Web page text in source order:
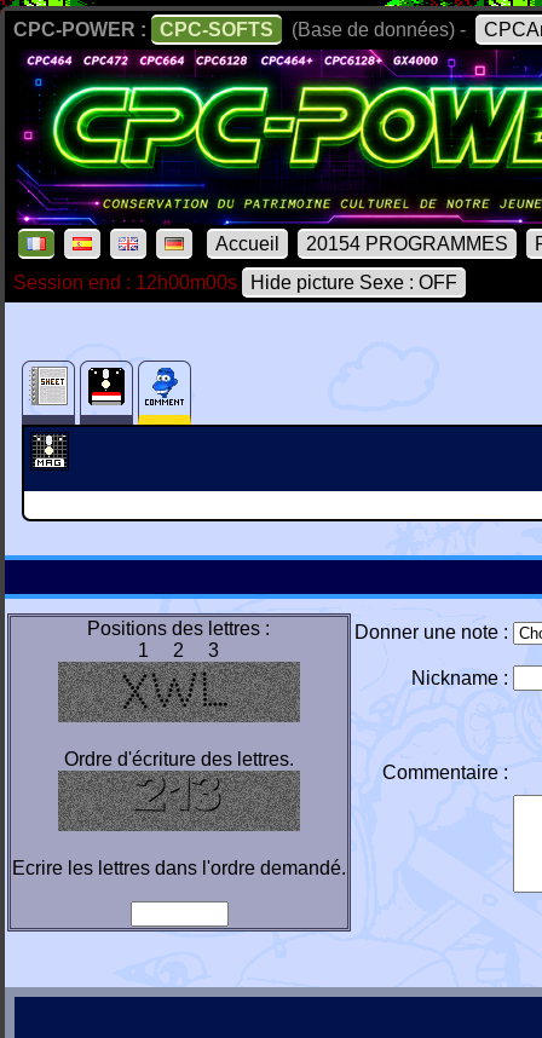
CPC-POWER : CPC-SOFTS (Base de données) -
Accueil 20154 PROGRAMMES
Session end : 12h00m00s
Hide picture Sexe : OFF
Positions des lettres :
1 2 3
Ordre d'écriture des lettres.
Ecrire les lettres dans l'ordre demandé.
Donner une note :
Nickname :
Commentaire :